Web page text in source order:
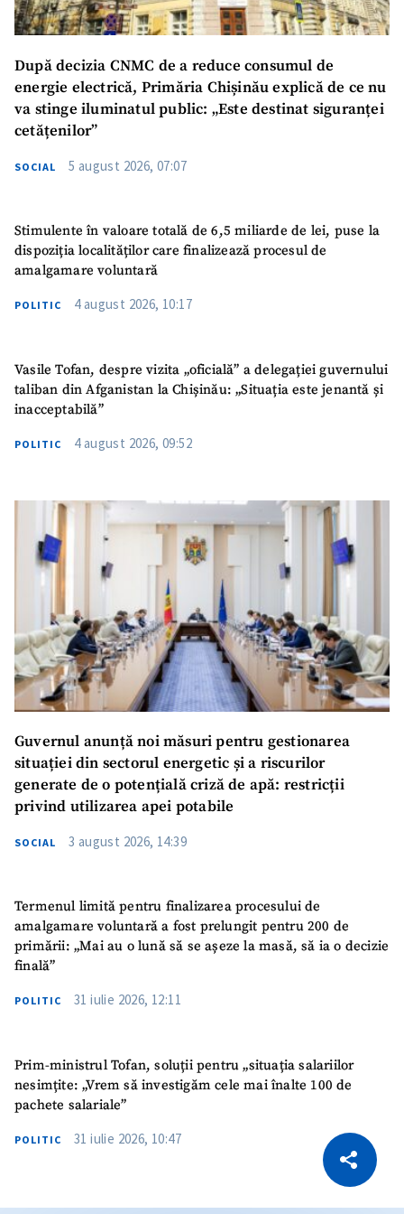
Copiază Link
După decizia CNMC de a reduce consumul de
energie electrică, Primăria Chișinău explică de ce nu
va stinge iluminatul public: „Este destinat siguranței
cetățenilor”
SOCIAL 5 august 2026, 07:07
Stimulente în valoare totală de 6,5 miliarde de lei, puse la
dispoziția localităților care finalizează procesul de
amalgamare voluntară
POLITIC 4 august 2026, 10:17
Vasile Tofan, despre vizita „oficială” a delegației guvernului
taliban din Afganistan la Chișinău: „Situația este jenantă și
inacceptabilă”
POLITIC 4 august 2026, 09:52
Guvernul anunță noi măsuri pentru gestionarea
situației din sectorul energetic și a riscurilor
generate de o potențială criză de apă: restricții
privind utilizarea apei potabile
SOCIAL 3 august 2026, 14:39
Termenul limită pentru finalizarea procesului de
amalgamare voluntară a fost prelungit pentru 200 de
primării: „Mai au o lună să se așeze la masă, să ia o decizie
finală”
POLITIC 31 iulie 2026, 12:11
Prim-ministrul Tofan, soluții pentru „situația salariilor
nesimțite: „Vrem să investigăm cele mai înalte 100 de
pachete salariale”
POLITIC 31 iulie 2026, 10:47
CITEȘTE